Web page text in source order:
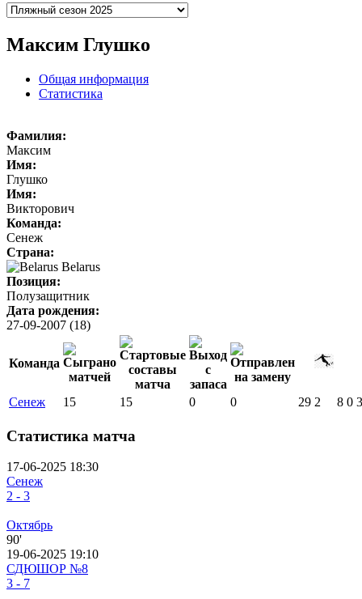
Максим Глушко
Общая информация
Статистика
Фамилия:
Максим
Имя:
Глушко
Имя:
Викторович
Команда:
Сенеж
Страна:
Belarus
Позиция:
Полузащитник
Дата рождения:
27-09-2007 (18)
Команда
Сенеж 15 15 0 0 29 2 8 0 3
Статистика матча
17-06-2025 18:30
Сенеж
2 - 3
Октябрь
90'
19-06-2025 19:10
СДЮШОР №8
3 - 7